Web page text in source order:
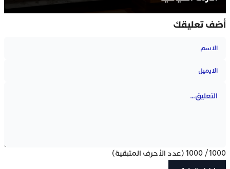
أضف تعليقك
1000
/
1000 (عدد الأحرف المتبقية)